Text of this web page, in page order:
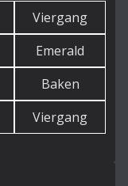
Viergang
Emerald
Baken
Viergang